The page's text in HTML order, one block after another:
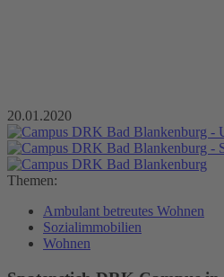
20.01.2020
Themen:
Ambulant betreutes Wohnen
Sozialimmobilien
Wohnen